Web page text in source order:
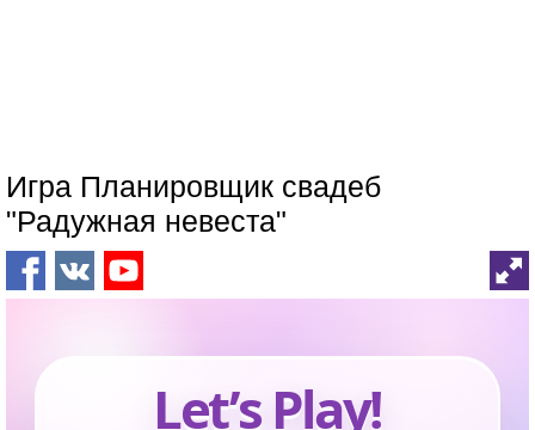
Игра Планировщик свадеб
"Радужная невеста"